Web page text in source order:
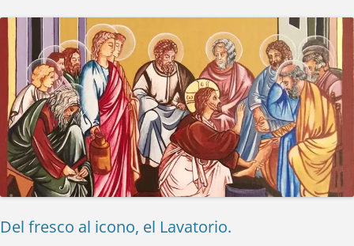
Del fresco al icono, el Lavatorio.